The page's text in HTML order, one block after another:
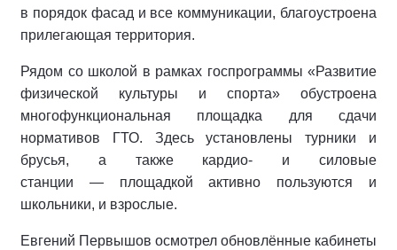
в порядок фасад и все коммуникации, благоустроена
прилегающая территория.
Рядом со школой в рамках госпрограммы «Развитие
физической культуры и спорта» обустроена
многофункциональная площадка для сдачи
нормативов ГТО. Здесь установлены турники и
брусья, а также кардио‑ и силовые
станции — площадкой активно пользуются и
школьники, и взрослые.
Евгений Первышов осмотрел обновлённые кабинеты